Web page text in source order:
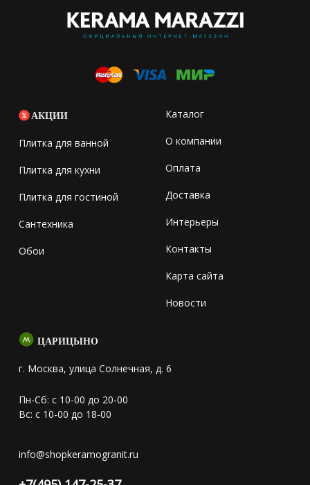
АКЦИИ
Плитка для ванной
Плитка для кухни
Плитка для гостиной
Сантехника
Обои
Каталог
О компании
Оплата
Доставка
Интерьеры
Контакты
Карта сайта
Новости
ЦАРИЦЫНО
г. Москва, улица Солнечная, д. 6
Пн-Сб: с 10-00 до 20-00
Вс: с 10-00 до 18-00
info@shopkeramogranit.ru